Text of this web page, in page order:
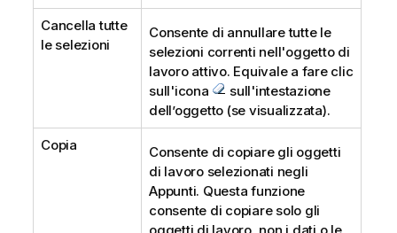
Cancella tutte
le selezioni
Consente di annullare tutte le
selezioni correnti nell'oggetto di
lavoro attivo. Equivale a fare clic
sull'icona
sull'intestazione
dell’oggetto (se visualizzata).
Copia
Consente di copiare gli oggetti
di lavoro selezionati negli
Appunti. Questa funzione
consente di copiare solo gli
oggetti di lavoro, non i dati o le